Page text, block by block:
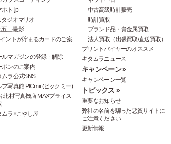
ホト.jp
タジオマリオ
五三撮影
ントが貯まるカードのご案
ルマガジンの登録・解除
ポンのご案内
ムラ公式SNS
フ写真館 PICmii (ピックミー)
北村写真機店 MAXプライス
ムラ×こやし屋
中古高級時計販売
時計買取
ブランド品・貴金属買取
法人買取（出張買取/直送買取）
プリントバイヤーのオススメ
キタムラニュース
キャンペーン »
キャンペーン一覧
トピックス »
重要なお知らせ
弊社の名前を騙った悪質サイトに
ご注意ください
更新情報